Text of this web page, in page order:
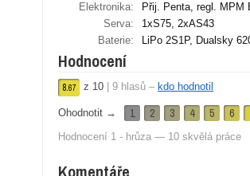
Elektronika:
Přij. Penta, regl. MPM
Serva:
1xS75, 2xAS43
Baterie:
LiPo 2S1P, Dualsky
Hodnocení
8.67 z 10 9 hlasů – kdo hodnotil
Ohodnotit → 1 2 3 4 5 6
Hodnocení 1 - hrůza — 10 skvělá práce